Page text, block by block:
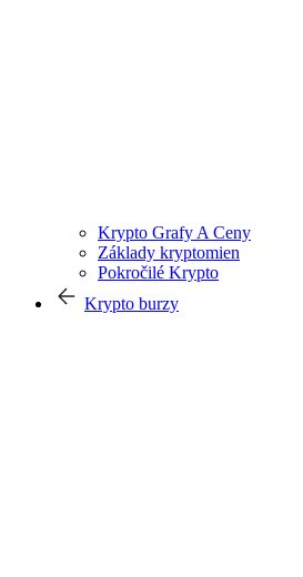
Krypto Grafy A Ceny
Základy kryptomien
Pokročilé Krypto
Krypto burzy